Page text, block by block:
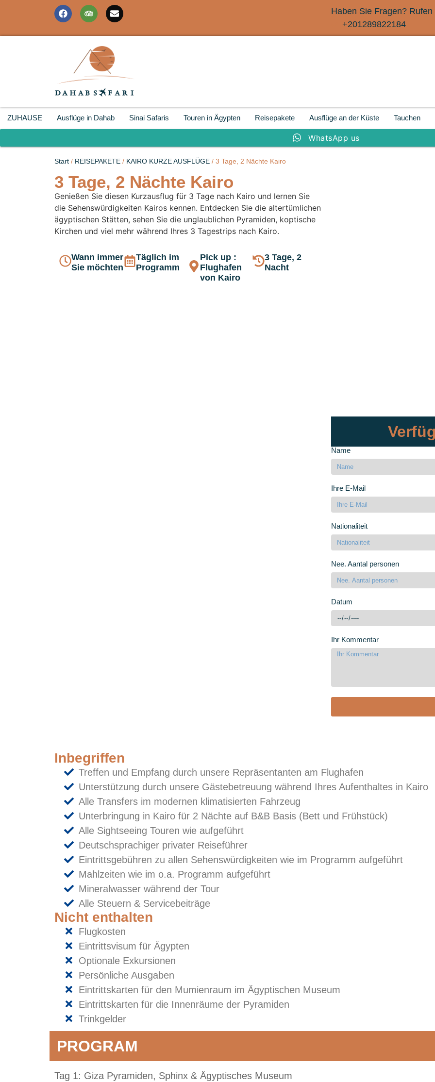
Haben Sie Fragen?
+201289822184
ZUHAUSE Ausflüge in Dahab Sinai Safaris Touren in Ägypten Reisepakete Ausflüge an der Küste Tauchen
WhatsApp us
Start / REISEPAKETE / KAIRO KURZE AUSFLÜGE / 3 Tage, 2 Nächte Kairo
3 Tage, 2 Nächte Kairo
Genießen Sie diesen Kurzausflug für 3 Tage nach Kairo und lernen Sie
die Sehenswürdigkeiten Kairos kennen. Entdecken Sie die altertümlichen
ägyptischen Stätten, sehen Sie die unglaublichen Pyramiden, koptische
Kirchen und viel mehr während Ihres 3 Tagestrips nach Kairo.
Wann immer
Sie möchten
Täglich im
Programm
Pick up :
Flughafen
von Kairo
3 Tage, 2
Nacht
Name
Ihre E-Mail
Nationaliteit
Nee. Aantal personen
Datum
Ihr Kommentar
Inbegriffen
Treffen und Empfang durch unsere Repräsentanten am Flughafen
Unterstützung durch unsere Gästebetreuung während Ihres Aufenthaltes in Kairo
Alle Transfers im modernen klimatisierten Fahrzeug
Unterbringung in Kairo für 2 Nächte auf B&B Basis (Bett und Frühstück)
Alle Sightseeing Touren wie aufgeführt
Deutschsprachiger privater Reiseführer
Eintrittsgebühren zu allen Sehenswürdigkeiten wie im Programm aufgeführt
Mahlzeiten wie im o.a. Programm aufgeführt
Mineralwasser während der Tour
Alle Steuern & Servicebeiträge
Nicht enthalten
Flugkosten
Eintrittsvisum für Ägypten
Optionale Exkursionen
Persönliche Ausgaben
Eintrittskarten für den Mumienraum im Ägyptischen Museum
Eintrittskarten für die Innenräume der Pyramiden
Trinkgelder
PROGRAM
Tag 1: Giza Pyramiden, Sphinx & Ägyptisches Museum